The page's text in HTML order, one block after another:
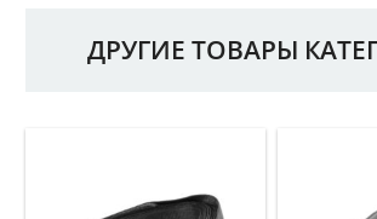
ДРУГИЕ ТОВАРЫ